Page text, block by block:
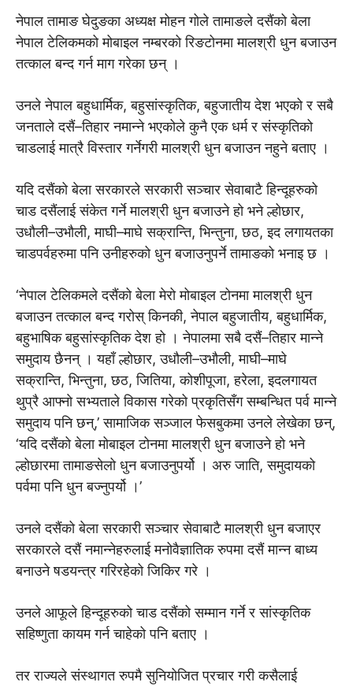
नेपाल तामाङ घेदुङका अध्यक्ष मोहन गोले तामाङले दसैंको बेला
नेपाल टेलिकमको मोबाइल नम्बरको रिङटोनमा मालश्री धुन बजाउन
तत्काल बन्द गर्न माग गरेका छन् ।
उनले नेपाल बहुधार्मिक, बहुसांस्कृतिक, बहुजातीय देश भएको र सबै
जनताले दसैं–तिहार नमान्ने भएकोले कुनै एक धर्म र संस्कृतिको
चाडलाई मात्रै विस्तार गर्नेगरी मालश्री धुन बजाउन नहुने बताए ।
यदि दसैंको बेला सरकारले सरकारी सञ्चार सेवाबाटै हिन्दूहरुको
चाड दसैंलाई संकेत गर्ने मालश्री धुन बजाउने हो भने ल्होछार,
उधौली–उभौली, माघी–माघे सक्रान्ति, भिन्तुना, छठ, इद लगायतका
चाडपर्वहरुमा पनि उनीहरुको धुन बजाउनुपर्ने तामाङको भनाइ छ ।
‘नेपाल टेलिकमले दसैंको बेला मेरो मोबाइल टोनमा मालश्री धुन
बजाउन तत्काल बन्द गरोस् किनकी, नेपाल बहुजातीय, बहुधार्मिक,
बहुभाषिक बहुसांस्कृतिक देश हो । नेपालमा सबै दसैं–तिहार मान्ने
समुदाय छैनन् । यहाँ ल्होछार, उधौली–उभौली, माघी–माघे
सक्रान्ति, भिन्तुना, छठ, जितिया, कोशीपूजा, हरेला, इदलगायत
थुप्रै आफ्नाे सभ्यताले विकास गरेको प्रकृतिसँग सम्बन्धित पर्व मान्ने
समुदाय पनि छन्,’ सामाजिक सञ्जाल फेसबुकमा उनले लेखेका छन्,
‘यदि दसैंको बेला मोबाइल टोनमा मालश्री धुन बजाउने हो भने
ल्होछारमा तामाङसेलो धुन बजाउनुपर्यो । अरु जाति, समुदायको
पर्वमा पनि धुन बज्नुपर्यो ।’
उनले दसैंको बेला सरकारी सञ्चार सेवाबाटै मालश्री धुन बजाएर
सरकारले दसैं नमान्नेहरुलाई मनोवैज्ञातिक रुपमा दसैं मान्न बाध्य
बनाउने षडयन्त्र गरिरहेको जिकिर गरे ।
उनले आफूले हिन्दूहरुको चाड दसैंको सम्मान गर्ने र सांस्कृतिक
सहिष्णुता कायम गर्न चाहेको पनि बताए ।
तर राज्यले संस्थागत रुपमै सुनियोजित प्रचार गरी कसैलाई